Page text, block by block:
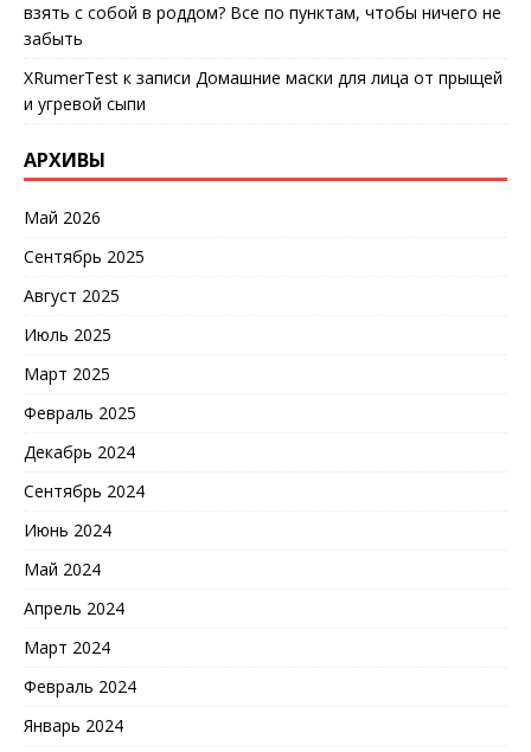
взять с собой в роддом? Все по пунктам, чтобы ничего не
забыть
XRumerTest к записи Домашние маски для лица от прыщей
и угревой сыпи
АРХИВЫ
Май 2026
Сентябрь 2025
Август 2025
Июль 2025
Март 2025
Февраль 2025
Декабрь 2024
Сентябрь 2024
Июнь 2024
Май 2024
Апрель 2024
Март 2024
Февраль 2024
Январь 2024